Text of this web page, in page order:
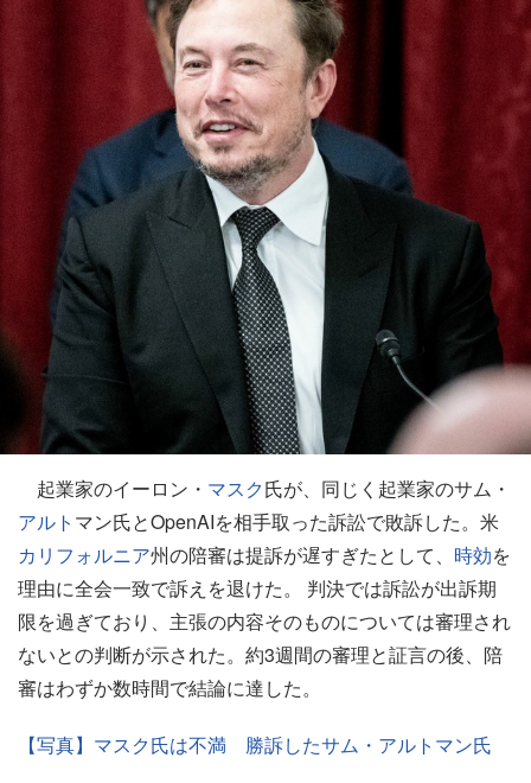
起業家のイーロン・ マスク氏が、同じく起業家のサム・
アルト マン氏とOpenAIを相手取った訴訟で敗訴した。米
カリフォルニア州の陪審は提訴が遅すぎたとして、 時効を
理由に全会一致で訴えを退けた。 判決では訴訟が出訴期
限を過ぎており、主張の内容そのものについては審理され
ないとの判断が示された。約3週間の審理と証言の後、陪
審はわずか数時間で結論に達した。
【写真】マスク氏は不満 勝訴したサム・アルトマン氏